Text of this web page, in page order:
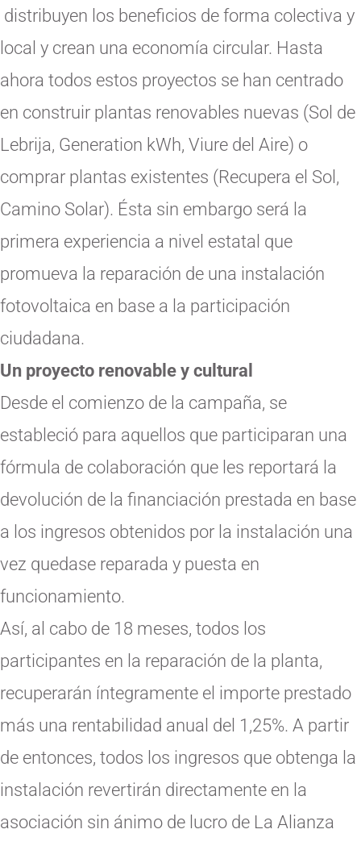
distribuyen los beneficios de forma colectiva y
local y crean una economía circular. Hasta
ahora todos estos proyectos se han centrado
en construir plantas renovables nuevas (Sol de
Lebrija, Generation kWh, Viure del Aire) o
comprar plantas existentes (Recupera el Sol,
Camino Solar). Ésta sin embargo será la
primera experiencia a nivel estatal que
promueva la reparación de una instalación
fotovoltaica en base a la participación
ciudadana.
Un proyecto renovable y cultural
Desde el comienzo de la campaña, se
estableció para aquellos que participaran una
fórmula de colaboración que les reportará la
devolución de la financiación prestada en base
a los ingresos obtenidos por la instalación una
vez quedase reparada y puesta en
funcionamiento.
Así, al cabo de 18 meses, todos los
participantes en la reparación de la planta,
recuperarán íntegramente el importe prestado
más una rentabilidad anual del 1,25%. A partir
de entonces, todos los ingresos que obtenga la
instalación revertirán directamente en la
asociación sin ánimo de lucro de La Alianza